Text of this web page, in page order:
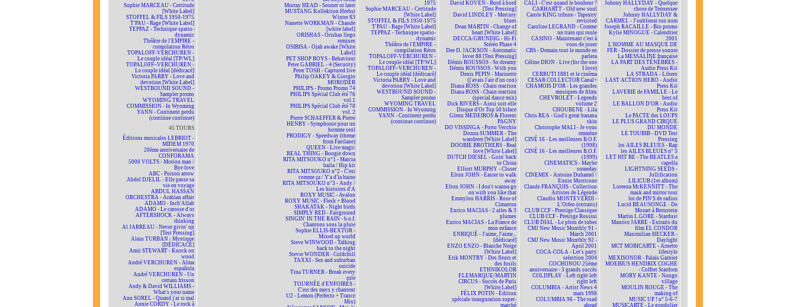
Sophie MARCEAU - Certitude
[White Label]
STOFFEL & FILS 1950-1975
T'PAU - Rage [White Label]
TEPPAZ - Technique spatio-
dynamic
Théâtre de l'EMPIRE -
compilation Rétro
TOPALOFF-VERCHUREN -
Le couple idéal [TP/WL]
TOPALOFF~VERCHUREN -
Le couple idéal [dédicacé]
Victoria PARRY - Love and
devotion [White Label]
WESTBOUND SOUND -
Sampler promo
WYOMING TRAVEL
COMMISSION - In Wyoming
YANN - Continent perdu
(continue continue)
45 TOURS
Éditions musicales LEBRIOT -
MIDEM 1970
20ème anniversaire de
CONFORAMA
5000 VOLTS - Motion man /
Bye love
ABC - Poison arrow
Abdel DJELIL - Elle passe sa
vie en voyage
ABDUL HASSAN
ORCHESTRA - Arabian affair
ADAMO - Inch'Allah
ADAMO - Le carosse d'or
AFTERSHOCK - Always
thinking
Al JARREAU - Never givin' up
[Test Pressing]
Alain TURBAN - Mystique
[DÉDICACÉ]
Amii STEWART - Knock on
wood
André VERCHUREN - Alma
española
André VERCHUREN - Un
certain frisson
Andy & David WILLIAMS -
What's your name
Ann SOREL - Quand j'ai si mal
Annie CORDY - Le rock à
Murray HEAD - Sooner or later
MUSTANG Kollektion Herbst
Winter 83
Nanette WORKMAN - Chaude
[white label]
ORISHAS - Orishas llego
remixes
OSIBISA - Ojah awake [White
Label]
PET SHOP BOYS - Behaviour
Peter GABRIEL - 4 (Security)
Peter TOSH - Captured live
Philip OAKEY & Giorgio
MORODER
PHILIPS - Promo Promo 74
PHILIPS Spécial Club été 76
vol.1
PHILIPS Spécial Club été 78
vol. 2
Pierre SCHAEFFER & Pierre
HENRY - Symphonie pour un
homme seul
PRODIGY - Speedway (theme
from Fastlane)
QUEEN - Live magic
REAL THING - Boogie down
RITA MITSOUKO n°1 - Marcia
baila / Hip kit
RITA MITSOUKO n°2 - C'est
comme ça / Y'a d'la haine
RITA MITSOUKO n°3 - Andy /
Les histoires d'A
ROXY MUSIC - Avalon
ROXY MUSIC - Flesh + Blood
SHAKATAK - Night birds
SIMPLY RED - Fairground
SINGIN' IN THE RAIN - b.o.f.
Chantons sous la pluie
Sophie ELLIS-BEXTOR -
Mixed up world
Steve WINWOOD - Talking
back to the night
Stevie WONDER - Coldchill
TAXXI - Sex and suburban
suicide
Tina TURNER - Break every
rule
TOURNÉE d'ENFOIRÉS -
C'est des mecs y chantent
U2 - Lemon (Perfecto + Trance
Mix)
1975
Sophie MARCEAU - Certitude
[White Label]
STOFFEL & FILS 1950-1975
T'PAU - Rage [White Label]
TEPPAZ - Technique spatio-
dynamic
Théâtre de l'EMPIRE -
compilation Rétro
TOPALOFF-VERCHUREN -
Le couple idéal [TP/WL]
TOPALOFF~VERCHUREN -
Le couple idéal [dédicacé]
Victoria PARRY - Love and
devotion [White Label]
WESTBOUND SOUND -
Sampler promo
WYOMING TRAVEL
COMMISSION - In Wyoming
YANN - Continent perdu
(continue continue)
David KOVEN - Bord à bord
[Test Pressing]
David LINDLEY - Mercury
blues
Dean MARTIN - Change of
heart [White Label]
DECCA/GRUNDIG - Hi-Fi
Stéréo Phase 4
Dee D. JACKSON - Automatic
lover 88 [Test Pressing]
Démis ROUSSOS - So dreamy
Démis ROUSSOS - With you
Denis PEPIN - Marinette
(j'avais l'air d'un con)
Diana ROSS - Chain reaction
Diana ROSS - Chain reaction
(special dance mix)
Dick RIVERS - Ainsi soit-elle
Disque d'Or Top 50 biface
Glenn MEDEIROS & Florent
PAGNY
DO VISSINGA - Porto Vecchio
Donna SUMMER - The
wanderer [White Label]
DOOBIE BROTHERS - Real
love [White Label]
DUTCH DIESEL - Goin' back
to China
Elliott MURPHY - Closer
Elton JOHN - Easier to walk
away
Elton JOHN - I don't wanna go
on with you like that
Emmylou HARRIS - Rose of
Cimarron
Enrico MACIAS - 2 ailes & 3
plumes
Enrico MACIAS - La France de
mon enfance
ENRIQUÉ - J'aime, J'aime...
[dédicacé]
ENZO ENZO - Blanche Neige
[White Label]
Erik MONTRY - Des fleurs et
des fusils
ETHNIKOLOR
F.LEMARQUE/MARTIN
CIRCUS - Succès de Paris
[White Label]
FÉLIX POTIN - Édition
spéciale inauguration super-
marché
CALI - C'est quand le bonheur ?
CARHARTT - Old new soul
Carole KING tribute - Tapestry
revisited
Caroline LEGRAND - Comme
un train qui roule
CASINO - Maintenant c'est à
vous de jouer
CBS - Demain tout le monde en
parlera
Céline DION - Live (for the one
I love)
CERRUTI 1881 et le cinéma
CESAR COLLECTOR Canal+
CHAMOIS D'OR - Les grandes
musiques de films
CHEVROLET - Legends
volume 2
CHOUBENE - Lila
Chris REA - God's great banana
skin
Christophe MALI - Je vous
emmène
CINÉ 16 - Les meilleures B.O.F.
(1998)
CINÉ 16 - Les meilleures B.O.F.
(1999)
CINEMATICS - Maybe
someday
CINEMIX - Antoine Duhamel /
Ennio Morricone
Claude FRANÇOIS - Collection
Artistes de Légende
Claudio MONTEVERDI -
L'Orfeo (extraits)
CLUB CCF - Prestige Classique
CLUB CCF - Prestige Rossini
CLUB DIAL - Le plein de tubes
CMJ New Music Monthly 91 -
March 2001
CMJ New Music Monthly 92 -
April 2001
COCA-COLA - Let's party
selection 2004
COCHONOU 25ème
anniversaire - 3 grands succès
COLDPLAY - Left right left
right left
COLUMBIA - Artist News 4
mars 1998
COLUMBIA 96 - The road
ahead
Johnny HALLYDAY - Quelque
chose de Tennessee
Johnny HALLYDAY &
CARMEL - J'oublierai ton nom
Joseph RACAILLE - Bio promo
Kylie MINOGUE - Calendrier
2001
L'HOMME AU MASQUE DE
FER - Dossier de presse sonore
La MESSALINE française
LA PART DES TÉNÈBRES -
Audio Press Kit
LA STRADA - Libero
LAST ACTION HERO - Audio
Press Kit
LAVERIE de FAMILLE - Le
best of
LE BALLON D'OR - Audio
Press Kit
Le PACTE des LOUPS
LE PLUS GRAND CIRQUE
DU MONDE
LE TOUBIB - DVD Test
Pressing
les AILES BLEUES - Rap
les AILES BLEUES n° 3
LET HIT BE - The BEATLES a
capella
LIGHTNING SEEDS -
Jollification
LILICUB (1er album)
Loreena McKENNITT - The
mask and mirror tour
lot de PIN'S de radios
Lucid BEAUSONGE - De
Mozart à Bernstein
Martin L.GORE - Stardust
Maurice JARRE - Extraits du
film EL CONDOR
Maximilian HECKER -
Daylight
MCT MOBICARTE - Arnette
lifestyle
MEXISONOR - Palais Garnier
MOEBIUS HENDRIX COGHE
- Coffret Stardom
MORY KANTE - Nongo
village
MOULIN ROUGE - The
making of
MUSIC UP ! n° 5-6-7
MUSICARTE - Le gondolier